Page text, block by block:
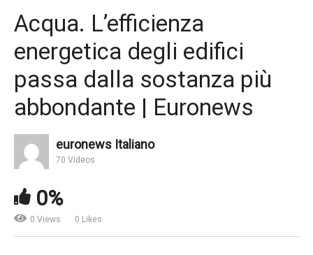
Cosa manca per raggiungere un accordo sul clima |
Euronews
Acqua. L’efficienza
energetica degli edifici
passa dalla sostanza più
abbondante | Euronews
euronews Italiano
70 Videos
0%
0 Views 0 Likes